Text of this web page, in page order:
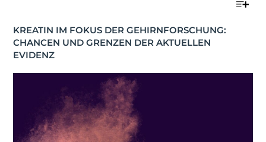
KREATIN IM FOKUS DER GEHIRNFORSCHUNG:
CHANCEN UND GRENZEN DER AKTUELLEN
EVIDENZ